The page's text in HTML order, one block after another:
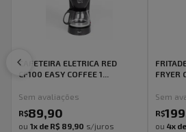
CAFETEIRA ELETRICA RED
CF100 EASY COFFEE 1...
Sem avaliações
R$89,90
ou 1x de R$ 89,90 s/juros
FRYER
Sem
R$199
ou 4x de